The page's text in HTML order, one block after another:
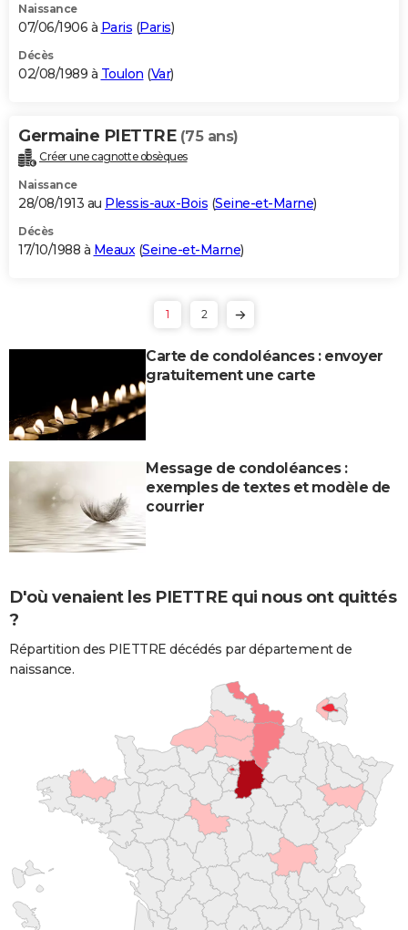
Naissance
07/06/1906 à Paris (Paris)
Décès
02/08/1989 à Toulon (Var)
Germaine PIETTRE (75 ans)
Créer une cagnotte obsèques
Naissance
28/08/1913 au Plessis-aux-Bois (Seine-et-Marne)
Décès
17/10/1988 à Meaux (Seine-et-Marne)
1 2
Carte de condoléances : envoyer
gratuitement une carte
Message de condoléances :
exemples de textes et modèle de
courrier
D'où venaient les PIETTRE qui nous ont quittés
?
Répartition des PIETTRE décédés par département de
naissance.